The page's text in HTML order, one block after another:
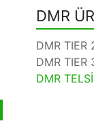
DMR
DMR TIER
DMR TIER
DMR